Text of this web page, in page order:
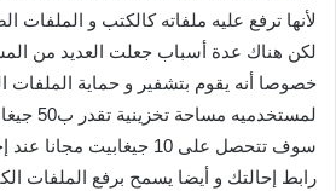
لكن هناك عدة أسباب جعلت العديد من
خصوصا أنه يقوم بتشفير و حماية الملفات
سوف تتحصل على 10 جيغابيت
رابط إحالتك و أيضا يسمح برفع الملفات